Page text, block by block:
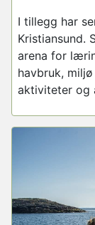
I tillegg har
Kristiansund.
arena for
havbruk,
aktiviteter og